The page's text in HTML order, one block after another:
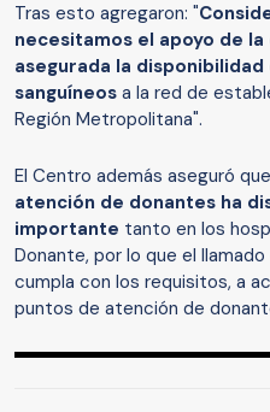
Tras esto agregaron: "
necesitamos el apoyo de
asegurada la
sanguíneos a la red de
Región Metropolitana".
El Centro además aseguró
atención de donantes ha
importante tanto en los
Donante, por lo que el
cumpla con los requisitos, a
puntos de atención de